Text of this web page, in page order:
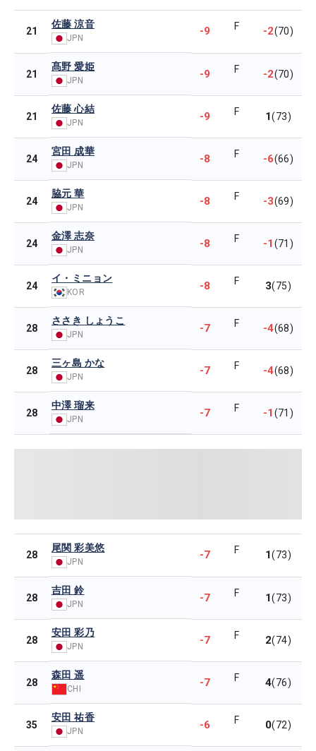
21
佐藤 涼音
JPN
-9 F -2(70)
21
髙野 愛姫
JPN -9 F -2(70)
21
佐藤 心結
JPN -9 F 1(73)
24
宮田 成華
JPN -8 F -6(66)
24
脇元 華
JPN -8 F -3(69)
24
金澤 志奈
JPN -8 F -1(71)
24
イ・ミニョン
KOR -8 F 3(75)
28
ささき しょうこ
JPN -7 F -4(68)
28
三ヶ島 かな
JPN -7 F -4(68)
28
中澤 瑠来
JPN -7 F -1(71)
28
尾関 彩美悠
JPN
-7 F 1(73)
28
吉田 鈴
JPN -7 F 1(73)
28
安田 彩乃
JPN -7 F 2(74)
28
森田 遥
CHI -7 F 4(76)
35
安田 祐香
JPN -6 F 0(72)